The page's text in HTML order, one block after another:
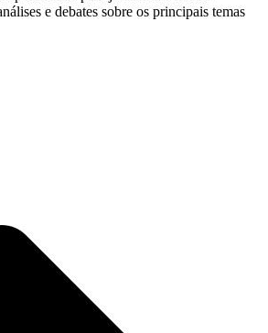
e debates sobre os principais temas